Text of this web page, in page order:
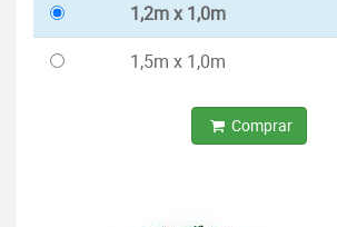
1,2m x 1,0m
1,5m x 1,0m
Comprar